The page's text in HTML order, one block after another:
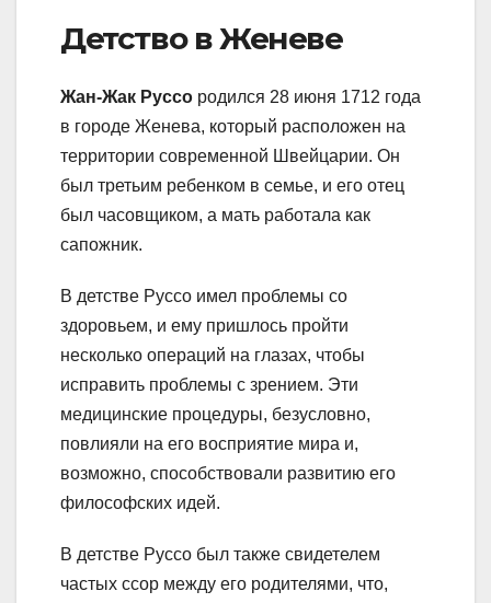
Детство в Женеве
Жан-Жак Руссо родился 28 июня 1712 года
в городе Женева, который расположен на
территории современной Швейцарии. Он
был третьим ребенком в семье, и его отец
был часовщиком, а мать работала как
сапожник.
В детстве Руссо имел проблемы со
здоровьем, и ему пришлось пройти
несколько операций на глазах, чтобы
исправить проблемы с зрением. Эти
медицинские процедуры, безусловно,
повлияли на его восприятие мира и,
возможно, способствовали развитию его
философских идей.
В детстве Руссо был также свидетелем
частых ссор между его родителями, что,